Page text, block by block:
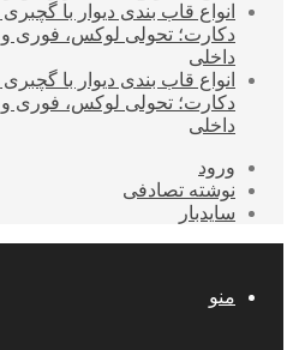
انواع قاب بندی دیوار با
دکارت؛ تحولی لوکس، فوری
داخلی
انواع قاب بندی دیوار با
دکارت؛ تحولی لوکس، فوری
داخلی
ورود
نوشته تصادفی
سایدبار
منو